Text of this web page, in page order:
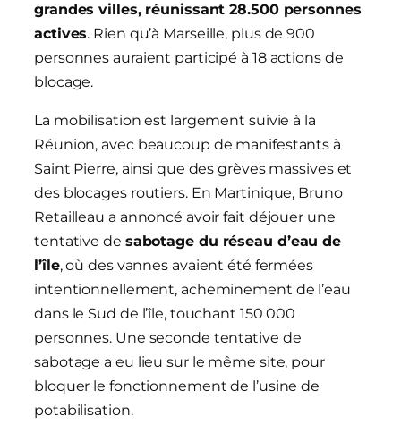
grandes villes, réunissant 28.500 personnes
actives. Rien qu’à Marseille, plus de 900
personnes auraient participé à 18 actions de
blocage.
La mobilisation est largement suivie à la
Réunion, avec beaucoup de manifestants à
Saint Pierre, ainsi que des grèves massives et
des blocages routiers. En Martinique, Bruno
Retailleau a annoncé avoir fait déjouer une
tentative de sabotage du réseau d’eau de
l’île, où des vannes avaient été fermées
intentionnellement, acheminement de l’eau
dans le Sud de l’île, touchant 150 000
personnes. Une seconde tentative de
sabotage a eu lieu sur le même site, pour
bloquer le fonctionnement de l’usine de
potabilisation.